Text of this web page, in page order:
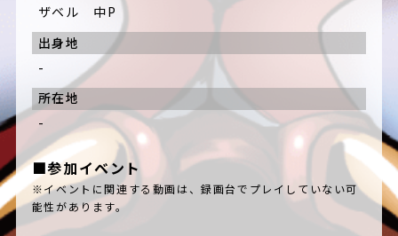
ザベル 中P
出身地
-
所在地
-
■参加イベント
※イベントに関連する動画は、録画台でプレイしていない可
能性があります。